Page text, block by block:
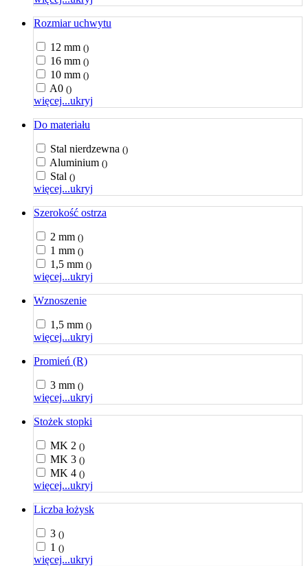
Rozmiar uchwytu
12 mm ()
16 mm ()
10 mm ()
A0 ()
więcej...ukryj
Do materiału
Stal nierdzewna ()
Aluminium ()
Stal ()
więcej...ukryj
Szerokość ostrza
2 mm ()
1 mm ()
1,5 mm ()
więcej...ukryj
Wznoszenie
1,5 mm ()
więcej...ukryj
Promień (R)
3 mm ()
więcej...ukryj
Stożek stopki
MK 2 ()
MK 3 ()
MK 4 ()
więcej...ukryj
Liczba łożysk
3 ()
1 ()
więcej...ukryj